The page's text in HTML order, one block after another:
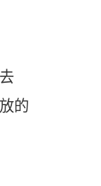
的